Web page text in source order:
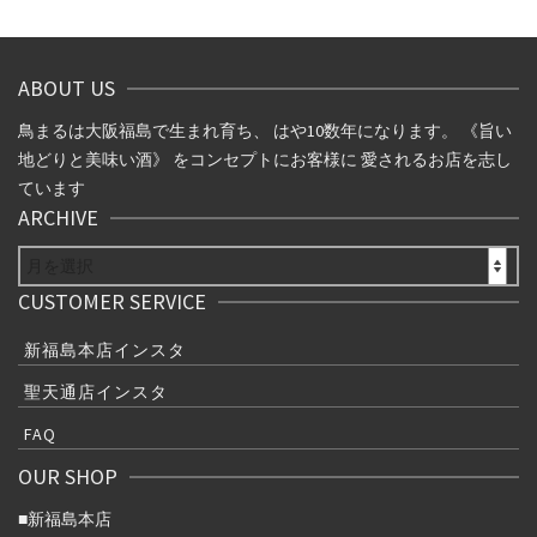
ビ
ゲ
ー
シ
ョ
ABOUT US
鳥まるは大阪福島で生まれ育ち、 はや10数年になります。 《旨い
地どりと美味い酒》 をコンセプトにお客様に 愛されるお店を志し
ています
ARCHIVE
CUSTOMER SERVICE
新福島本店インスタ
聖天通店インスタ
FAQ
OUR SHOP
■新福島本店